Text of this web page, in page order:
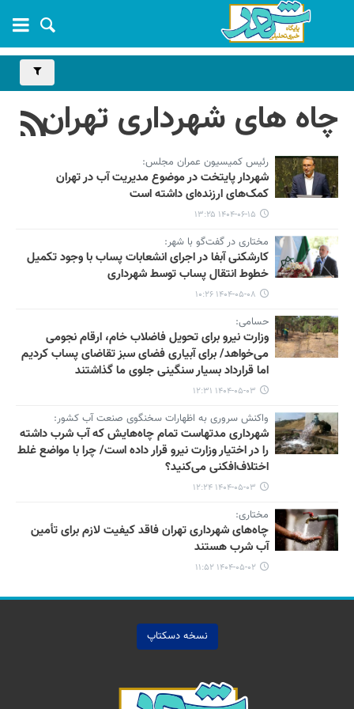
چاه های شهرداری تهران
رئیس کمیسیون عمران مجلس:
شهردار پایتخت در موضوع مدیریت آب در تهران
کمک‌های ارزنده‌ای داشته است
۱۴۰۴-۰۶-۱۵ ۱۳:۲۵
مختاری در گفت‌گو با شهر:
کارشکنی آبفا در اجرای انشعابات پساب با وجود تکمیل
خطوط انتقال پساب توسط شهرداری
۱۴۰۴-۰۵-۰۸ ۱۰:۲۶
حسامی:
وزارت نیرو برای تحویل فاضلاب خام، ارقام نجومی
می‌خواهد/ برای آبیاری فضای سبز تقاضای پساب کردیم
اما قرارداد بسیار سنگینی جلوی ما گذاشتند
۱۴۰۴-۰۵-۰۳ ۱۲:۳۱
واکنش سروری به اظهارات سخنگوی صنعت آب کشور:
شهرداری مدتهاست تمام چاه‌هایش که آب شرب داشته
را در اختیار وزارت نیرو قرار داده است/ چرا با مواضع غلط
اختلاف‌افکنی می‌کنید؟
۱۴۰۴-۰۵-۰۳ ۱۲:۲۴
مختاری:
چاه‌های شهرداری تهران فاقد کیفیت لازم برای تأمین
آب شرب هستند
۱۴۰۴-۰۵-۰۲ ۱۱:۵۲
نسخه دسکتاپ